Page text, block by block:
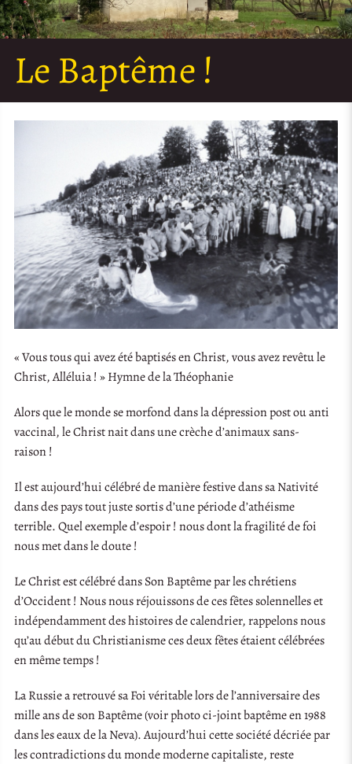
Le Baptême !
« Vous tous qui avez été baptisés en Christ, vous avez revêtu le
Christ, Alléluia ! » Hymne de la Théophanie
Alors que le monde se morfond dans la dépression post ou anti
vaccinal, le Christ nait dans une crèche d’animaux sans-
raison !
Il est aujourd’hui célébré de manière festive dans sa Nativité
dans des pays tout juste sortis d’une période d’athéisme
terrible. Quel exemple d’espoir ! nous dont la fragilité de foi
nous met dans le doute !
Le Christ est célébré dans Son Baptême par les chrétiens
d’Occident ! Nous nous réjouissons de ces fêtes solennelles et
indépendamment des histoires de calendrier, rappelons nous
qu’au début du Christianisme ces deux fêtes étaient célébrées
en même temps !
La Russie a retrouvé sa Foi véritable lors de l’anniversaire des
mille ans de son Baptême (voir photo ci-joint baptême en 1988
dans les eaux de la Neva). Aujourd’hui cette société décriée par
les contradictions du monde moderne capitaliste, reste